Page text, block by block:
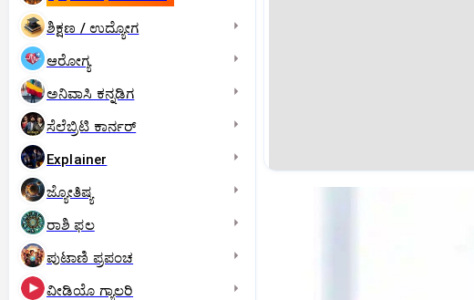
ಶಿಕ್ಷಣ / ಉದ್ಯೋಗ
ಆರೋಗ್ಯ
ಅನಿವಾಸಿ ಕನ್ನಡಿಗ
ಸೆಲೆಬ್ರಿಟಿ ಕಾರ್ನರ್‌
Explainer
ಜ್ಯೋತಿಷ್ಯ
ರಾಶಿ ಫಲ
ಪುಟಾಣಿ ಪ್ರಪಂಚ
ವೀಡಿಯೊ ಗ್ಯಾಲರಿ